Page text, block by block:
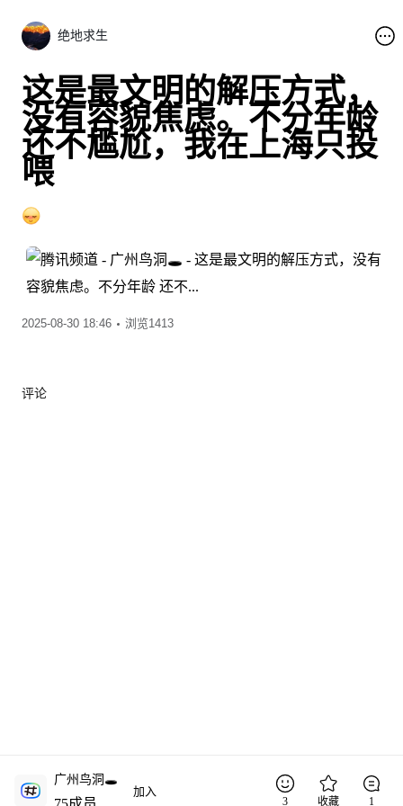
绝地求生
这是最文明的解压方式，
没有容貌焦虑。不分年龄
还不尴尬，我在上海只投
喂
2025-08-30 18:46 浏览1413
评论
广州鸟洞🕳️
加入
3 收藏 1